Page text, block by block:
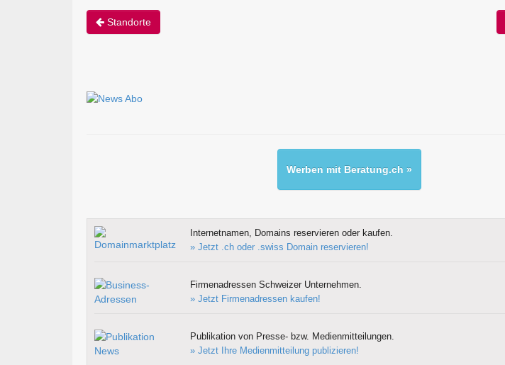
Standorte
Werben mit Beratung.ch »
Internetnamen, Domains reservieren oder kaufen.
» Jetzt .ch oder .swiss Domain reservieren!
Firmenadressen Schweizer Unternehmen.
» Jetzt Firmenadressen kaufen!
Publikation von Presse- bzw. Medienmitteilungen.
» Jetzt Ihre Medienmitteilung publizieren!